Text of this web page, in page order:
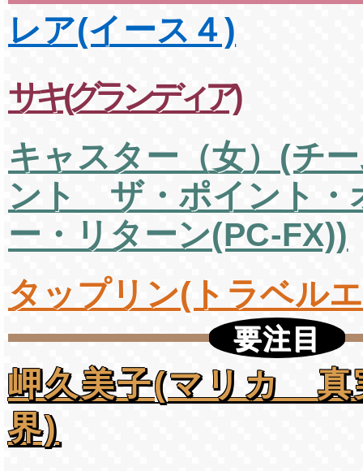
レア(イース４)
サキ(グランディア)
キャスター（女）(チ
ント ザ・ポイント・
ー・リターン(PC-FX))
タップリン(トラベル
要注目
岬久美子(マリカ 真
界)